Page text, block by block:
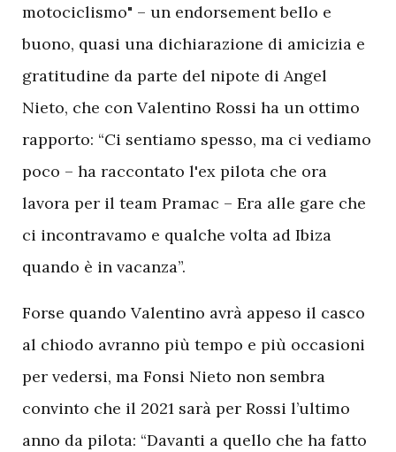
motociclismo" – un endorsement bello e
buono, quasi una dichiarazione di amicizia e
gratitudine da parte del nipote di Angel
Nieto, che con Valentino Rossi ha un ottimo
rapporto: “Ci sentiamo spesso, ma ci vediamo
poco – ha raccontato l'ex pilota che ora
lavora per il team Pramac – Era alle gare che
ci incontravamo e qualche volta ad Ibiza
quando è in vacanza”.
Forse quando Valentino avrà appeso il casco
al chiodo avranno più tempo e più occasioni
per vedersi, ma Fonsi Nieto non sembra
convinto che il 2021 sarà per Rossi l’ultimo
anno da pilota: “Davanti a quello che ha fatto